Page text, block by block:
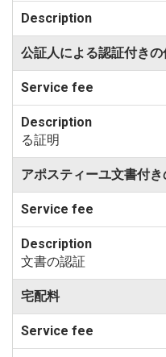
公証人による認証付きの
る証明
アポスティーユ文書付
文書の認証
宅配料